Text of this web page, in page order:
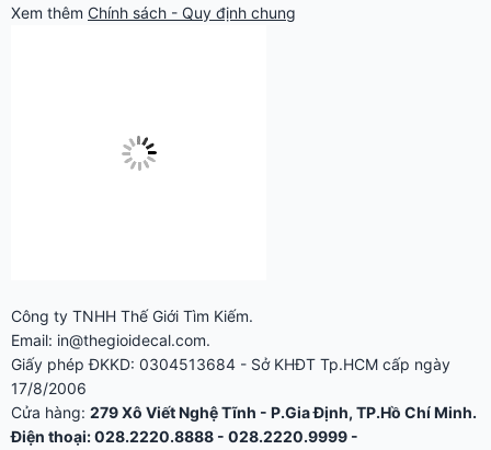
Xem thêm Chính sách - Quy định chung
Công ty TNHH Thế Giới Tìm Kiếm.
Email: in@thegioidecal.com.
Giấy phép ĐKKD: 0304513684 - Sở KHĐT Tp.HCM cấp ngày
17/8/2006
Cửa hàng: 279 Xô Viết Nghệ Tĩnh - P.Gia Định, TP.Hồ Chí Minh.
Điện thoại: 028.2220.8888 - 028.2220.9999 -